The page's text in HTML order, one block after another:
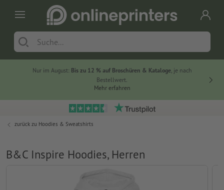
Nur im August: Bis zu 12 % auf Broschüren & Kataloge, je nach
Bestellwert.
Mehr erfahren
zurück zu Hoodies & Sweatshirts
B&C Inspire Hoodies, Herren